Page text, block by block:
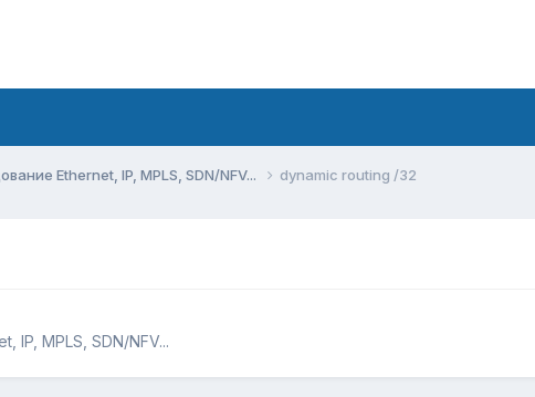
Ethernet, IP, MPLS, SDN/NFV... dynamic routing /32
IP, MPLS, SDN/NFV...